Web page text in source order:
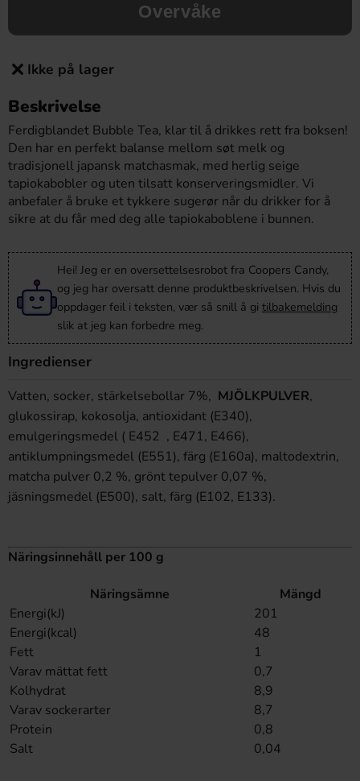
Overvåke
Ikke på lager
Beskrivelse
Ferdigblandet Bubble Tea, klar til å drikkes rett fra boksen!
Den har en perfekt balanse mellom søt melk og
tradisjonell japansk matchasmak, med herlig seige
tapiokabobler og uten tilsatt konserveringsmidler. Vi
anbefaler å bruke et tykkere sugerør når du drikker for å
sikre at du får med deg alle tapiokaboblene i bunnen.
Hei! Jeg er en oversettelsesrobot fra Coopers Candy,
og jeg har oversatt denne produktbeskrivelsen. Hvis du
oppdager feil i teksten, vær så snill å gi tilbakemelding
slik at jeg kan forbedre meg.
Ingredienser
Vatten, socker, stärkelsebollar 7%, MJÖLKPULVER,
glukossirap, kokosolja, antioxidant (E340),
emulgeringsmedel ( E452 , E471, E466),
antiklumpningsmedel (E551), färg (E160a), maltodextrin,
matcha pulver 0,2 %, grönt tepulver 0,07 %,
jäsningsmedel (E500), salt, färg (E102, E133).
Näringsinnehåll per 100 g
Näringsämne
Mängd
Energi(kJ)
201
Energi(kcal)
48
Fett
1
Varav mättat fett
0,7
Kolhydrat
8,9
Varav sockerarter
8,7
Protein
0,8
Salt
0,04